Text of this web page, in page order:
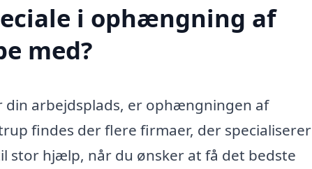
i ophængning af
med?
arbejdsplads, er ophængningen af
findes der flere firmaer, der specialiserer
stor hjælp, når du ønsker at få det bedste